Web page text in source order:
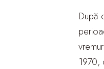
După
1970,